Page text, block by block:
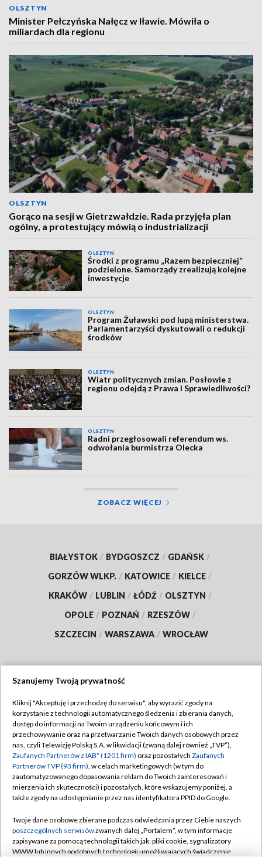
OLSZTYN
Minister Pełczyńska Nałęcz w Iławie. Mówiła o
miliardach dla regionu
OLSZTYN
Gorąco na sesji w Gietrzwałdzie. Rada przyjęła plan
ogólny, a protestujący mówią o industrializacji
OLSZTYN
Środki z programu „Razem bezpieczniej”
podzielone. Samorządy zrealizują kolejne
inwestycje
OLSZTYN
Program Żuławski pod lupą ministerstwa.
Parlamentarzyści dyskutowali o redukcji
środków
OLSZTYN
Wiatr politycznych zmian. Posłowie z
regionu odejdą z Prawa i Sprawiedliwości?
OLSZTYN
Radni przegłosowali referendum ws.
odwołania burmistrza Olecka
ZOBACZ WIĘCEJ
BIAŁYSTOK / BYDGOSZCZ / GDAŃSK /
GORZÓW WLKP. / KATOWICE / KIELCE /
KRAKÓW / LUBLIN / ŁÓDŹ / OLSZTYN /
OPOLE / POZNAŃ / RZESZÓW /
SZCZECIN / WARSZAWA / WROCŁAW
TVP
Abonament TVP
Emisja w TVP
Centrum informacji TVP
Naziemna Telewizja Cyfrowa
Rada Programowa
System NOS
Regulamin TVP
Polityka prywatności
Moje zgody
Pomoc
Kontakt
Szanujemy Twoją prywatność
Kliknij "Akceptuję i przechodzę do serwisu", aby wyrazić zgody na
korzystanie z technologii automatycznego śledzenia i zbierania danych,
dostęp do informacji na Twoim urządzeniu końcowym i ich
przechowywanie oraz na przetwarzanie Twoich danych osobowych przez
nas, czyli Telewizję Polską S.A. w likwidacji (zwaną dalej również „TVP”),
Zaufanych Partnerów z IAB* (1201 firm) oraz pozostałych Zaufanych
Partnerów TVP (93 firm), w celach marketingowych (w tym do
zautomatyzowanego dopasowania reklam do Twoich zainteresowań i
mierzenia ich skuteczności) i pozostałych, które wskazujemy poniżej, a
także zgody na udostępnianie przez nas identyfikatora PPID do Google.
Twoje dane osobowe zbierane podczas odwiedzania przez Ciebie naszych
poszczególnych serwisówzwanych dalej „Portalem”, w tym informacje
zapisywane za pomocą technologii takich jak: pliki cookie, sygnalizatory
WWW lub innych podobnych technologii umożliwiających świadczenie